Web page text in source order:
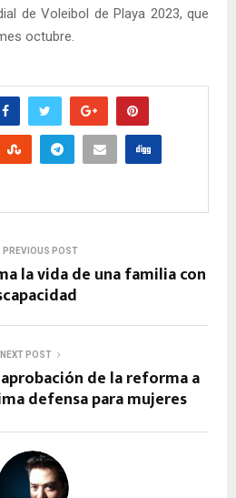
de Voleibol de Playa 2023, que
octubre.
PREVIOUS POST
la vida de una familia con
NEXT POST
de la reforma a
defensa para mujeres